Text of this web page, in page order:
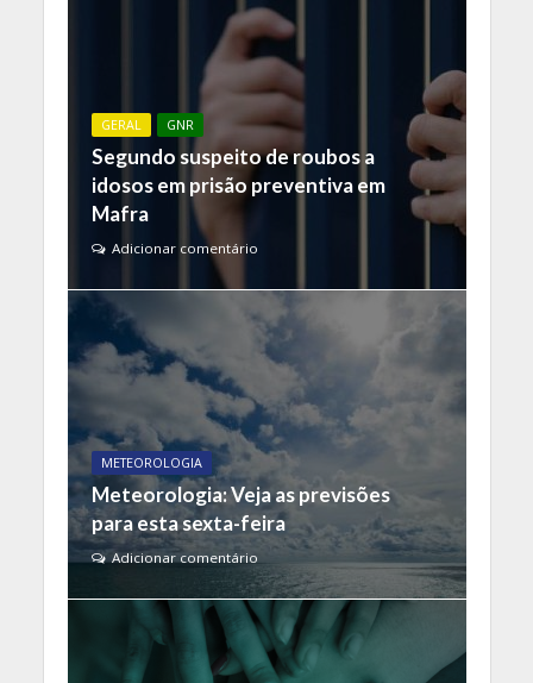
GERAL GNR
Segundo suspeito de roubos a
idosos em prisão preventiva em
Mafra
Adicionar comentário
METEOROLOGIA
Meteorologia: Veja as previsões
para esta sexta-feira
Adicionar comentário